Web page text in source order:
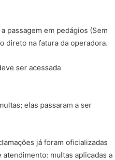
passagem em pedágios (Sem
direto na fatura da operadora.
ser acessada
elas passaram a ser
já foram oficializadas
multas aplicadas a